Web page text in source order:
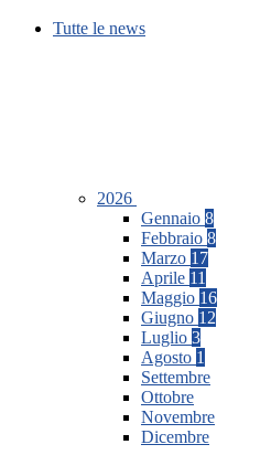
Tutte le news
2026
Gennaio 8
Febbraio 8
Marzo 17
Aprile 11
Maggio 16
Giugno 12
Luglio 3
Agosto 1
Settembre
Ottobre
Novembre
Dicembre